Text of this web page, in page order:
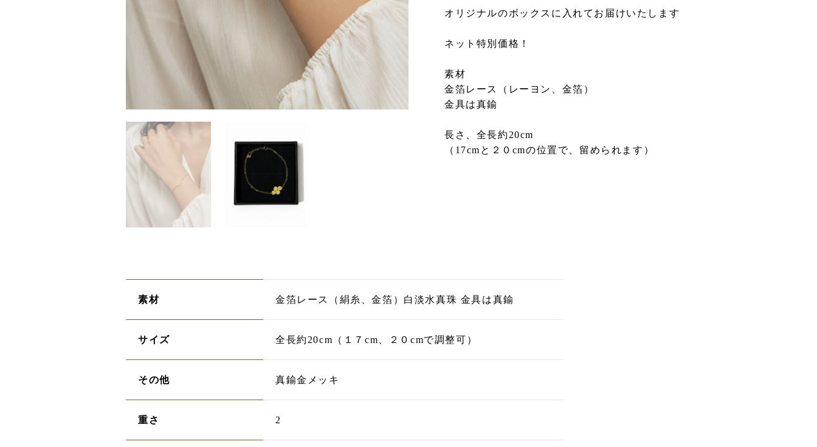
オリジナルのボックスに入れてお届けいたします
ネット特別価格！
素材
金箔レース（レーヨン、金箔）
金具は真鍮
長さ、全長約20cm
（17cmと２０cmの位置で、留められます）
素材 金箔レース（絹糸、金箔）白淡水真珠 金具は真鍮
サイズ 全長約20cm（１７cm、２０cmで調整可）
その他 真鍮金メッキ
重さ 2